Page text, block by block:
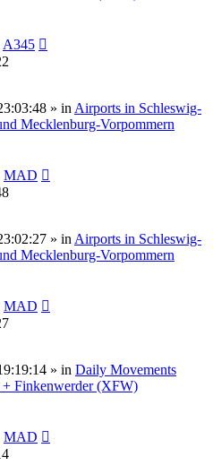
A345
» in Airports in Schleswig-
Mecklenburg-Vorpommern
MAD
» in Airports in Schleswig-
Mecklenburg-Vorpommern
MAD
» in Daily Movements
Finkenwerder (XFW)
MAD